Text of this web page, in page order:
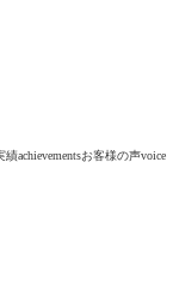
績achievementsお客様の声voice